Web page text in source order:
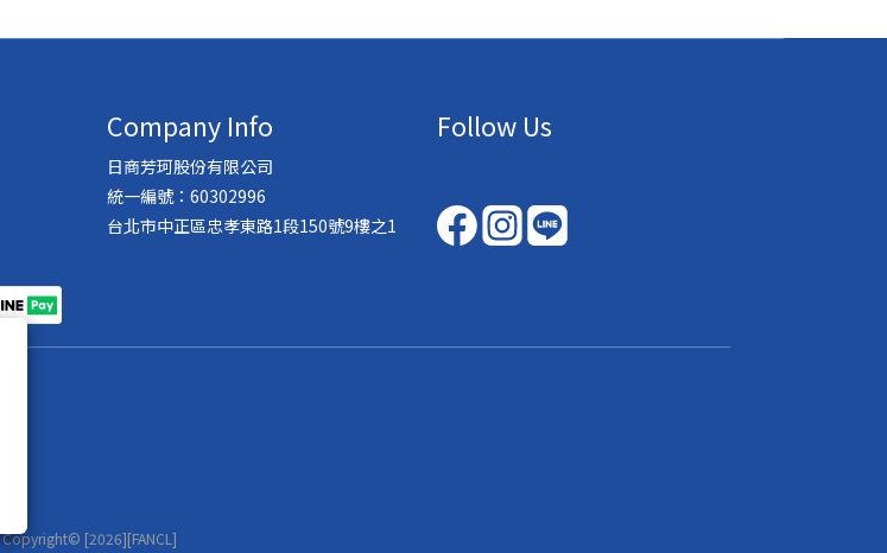
Company Info
日商芳珂股份有限公司
統一編號：60302996
台北市中正區忠孝東路1段150號9樓之1
Follow Us
Copyright© [2026][FANCL]